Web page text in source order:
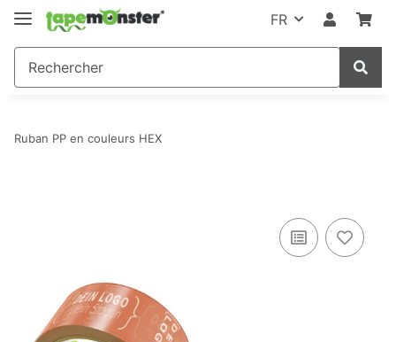
FR
Ruban PP en couleurs HEX